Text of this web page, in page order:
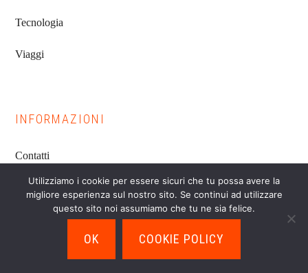
Tecnologia
Viaggi
INFORMAZIONI
Contatti
Cookie Policy
Utilizziamo i cookie per essere sicuri che tu possa avere la
migliore esperienza sul nostro sito. Se continui ad utilizzare
questo sito noi assumiamo che tu ne sia felice.
OK COOKIE POLICY